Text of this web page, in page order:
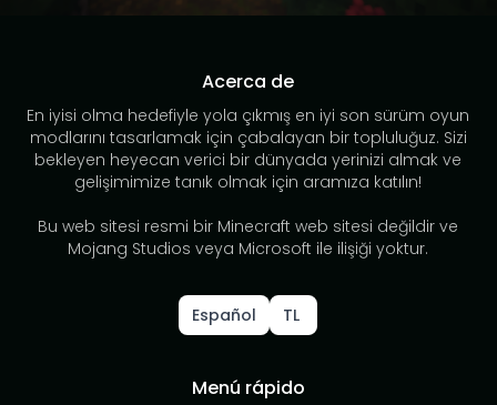
Acerca de
En iyisi olma hedefiyle yola çıkmış en iyi son sürüm oyun
modlarını tasarlamak için çabalayan bir topluluğuz. Sizi
bekleyen heyecan verici bir dünyada yerinizi almak ve
gelişimimize tanık olmak için aramıza katılın!
Bu web sitesi resmi bir Minecraft web sitesi değildir ve
Mojang Studios veya Microsoft ile ilişiği yoktur.
Español TL
Menú rápido